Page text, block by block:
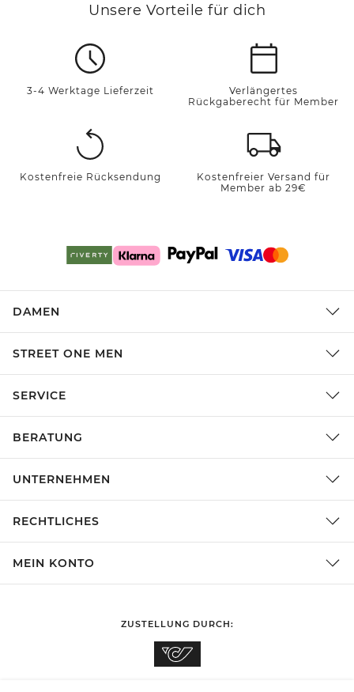
Unsere Vorteile für dich
3-4 Werktage Lieferzeit
Verlängertes
Rückgaberecht für Member
Kostenfreie Rücksendung
Kostenfreier Versand für
Member ab 29€
DAMEN
STREET ONE MEN
SERVICE
BERATUNG
UNTERNEHMEN
RECHTLICHES
MEIN KONTO
ZUSTELLUNG DURCH: